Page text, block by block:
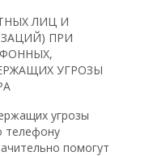
ЛИЦ И
ПРИ
УГРОЗЫ
угрозы
телефону
помогут